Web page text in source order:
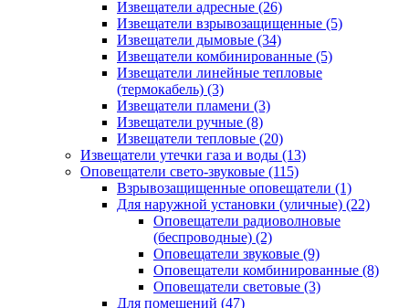
Извещатели адресные (26)
Извещатели взрывозащищенные (5)
Извещатели дымовые (34)
Извещатели комбинированные (5)
Извещатели линейные тепловые
(термокабель) (3)
Извещатели пламени (3)
Извещатели ручные (8)
Извещатели тепловые (20)
Извещатели утечки газа и воды (13)
Оповещатели свето-звуковые (115)
Взрывозащищенные оповещатели (1)
Для наружной установки (уличные) (22)
Оповещатели радиоволновые
(беспроводные) (2)
Оповещатели звуковые (9)
Оповещатели комбинированные (8)
Оповещатели световые (3)
Для помещений (47)